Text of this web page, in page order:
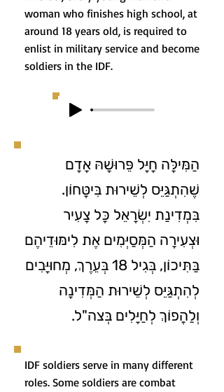
woman who finishes high school, at
around 18 years old, is required to
enlist in military service and become
soldiers in the IDF.
הַמִּילָּה חָיָּל פֵּרוּשָׁהּ אָדָם
שֶׁהִתְגַּיֵּס לְשֵׁירוּת בִּיטָּחוֹן.
בִּמְדִינַת יִשְׂרָאֵל כָּל צָעִיר
וּצְעִירָה הַמְּסַיְּמִים אֶת לִימּוּדֵיהֶם
בַּתִּיכוֹן, בְּגִיל 18 בְּעֵרֶךְ, מְחוּיָּבִים
לְהִתְגַּיֵּס לְשֵׁירוּת הַמְּדִינָה
וְלַהֲפוֹךְ לְחַיָּלִים בְּצה"ל.
IDF soldiers serve in many different
roles. Some soldiers are combat